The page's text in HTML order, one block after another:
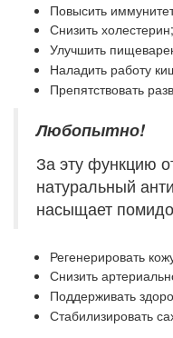
Повысить
Снизить холестерин;
Улучшить
Наладить работу
Препятствовать
Любопытно!
За эту функцию
натуральный
насыщает
Регенерировать
Снизить
Поддерживать
Стабилизировать